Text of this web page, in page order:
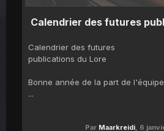
Calendrier des futures
Calendrier des futures
publications du Lore
Bonne année de la part de
...
Par Maarkreidi, 6